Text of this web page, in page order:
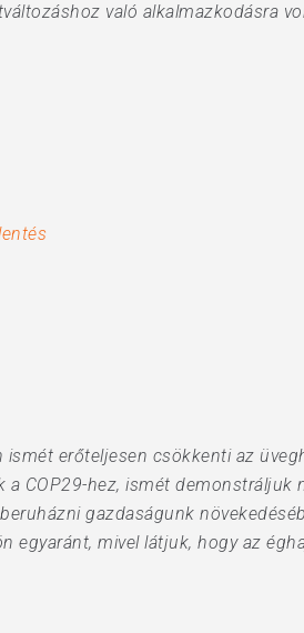
való alkalmazkodásra
erőteljesen csökkenti az
COP29-hez, ismét
gazdaságunk
mivel látjuk, hogy az